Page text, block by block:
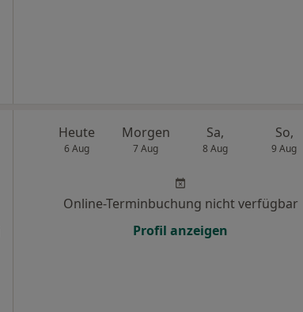
Heute
6 Aug
Morgen
7 Aug
Sa,
8 Aug
So,
9 Aug
Online-Terminbuchung nicht verfügbar
Profil anzeigen